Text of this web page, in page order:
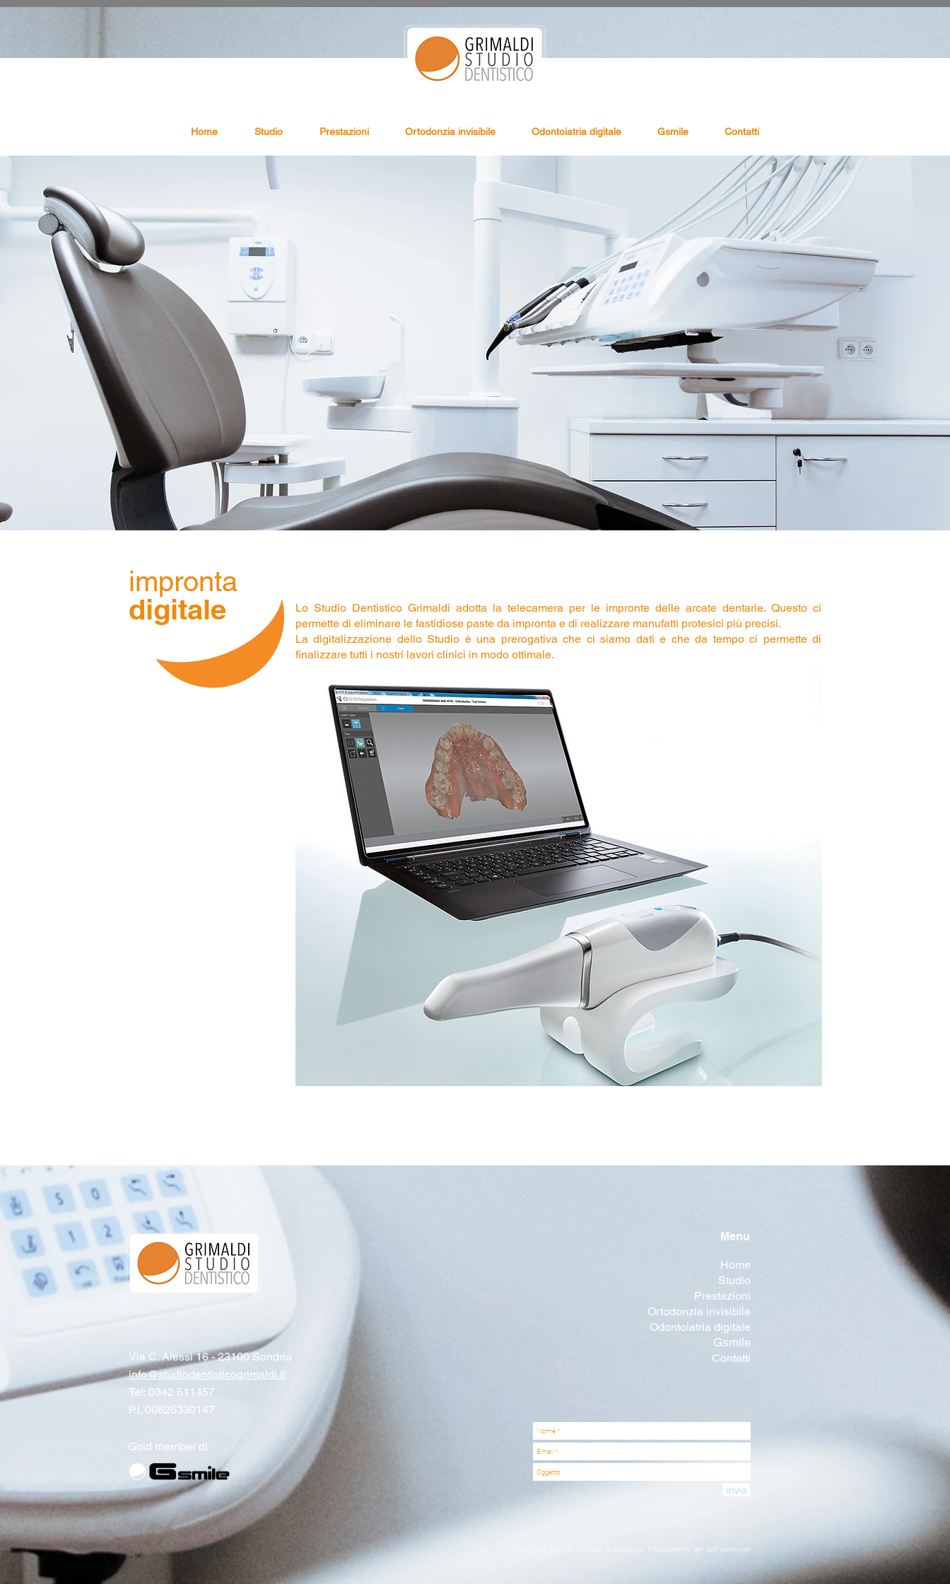
digitale
impronta
Lo Studio Dentistico Grimaldi adotta la telecamera per le impronte delle arcate dentarie. Questo ci
permette di eliminare le fastidiose paste da impronta e di realizzare manufatti protesici più precisi.
La digitalizzazione dello Studio è una prerogativa che ci siamo dati e che da tempo ci permette di
finalizzare tutti i nostri lavori clinici in modo ottimale.
Home Studio Prestazioni Ortodonzia invisibile Odontoiatria digitale Gsmile Contatti
Via C. Alessi 16 - 23100 Sondrio
info@studiodentisticogrimaldi.it
Tel: 0342 511457
P.I. 00625330147
Gold member di
Menu
Home
Studio
Prestazioni
Ortodonzia invisibile
Odontoiatria digitale
Gsmile
Contatti
invia
Con l'invio dei dati dichiaro di accettare il trattamento dei dati personali